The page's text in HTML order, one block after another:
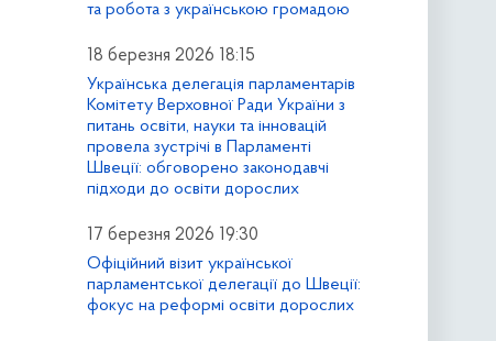
та робота з українською громадою
18 березня 2026 18:15
Українська делегація парламентарів
Комітету Верховної Ради України з
питань освіти, науки та інновацій
провела зустрічі в Парламенті
Швеції: обговорено законодавчі
підходи до освіти дорослих
17 березня 2026 19:30
Офіційний візит української
парламентської делегації до Швеції:
фокус на реформі освіти дорослих